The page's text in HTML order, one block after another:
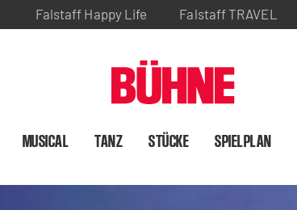
Falstaff Happy Life Falstaff TRAVEL
MUSICAL TANZ STÜCKE SPIELPLAN